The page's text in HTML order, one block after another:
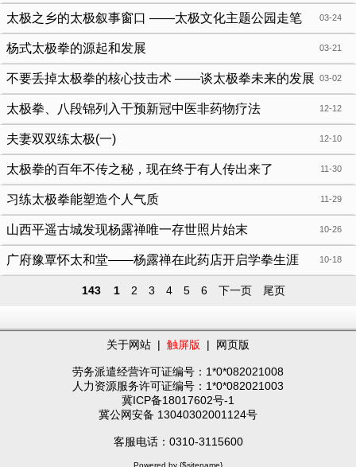
03-24
太极之乡的太极叙事窗口 ——太极文化主题公园走笔
03-21
杨式太极拳的源起和发展
03-02
不要丢掉太极拳的核心技击术 ——谈太极拳未来的发展
方向 12-12
太极拳、八段锦列入干预新冠中医非药物疗法
12-10
夫妻双双练太极(一)
11-30
太极拳的百年不传之秘，现在终于有人传出来了
11-29
习练太极拳能塑造个人气质
10-26
山西平遥古城发现杨露禅唯一存世照片始末
10-18
广府豫覃怀太和堂——杨露禅在此药店开启学拳生涯
143 1 2 3 4 5 6 下一页 尾页
关于网站 | 触屏版 | 网页版
劳务派遣经营许可证编号：1*0*082021008
人力资源服务许可证编号：1*0*082021003
冀ICP备18017602号-1
冀公网安备 13040302001124号
客服电话：0310-3115600
Powered by {$sitename}